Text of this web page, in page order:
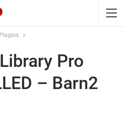
Pro
– Barn2